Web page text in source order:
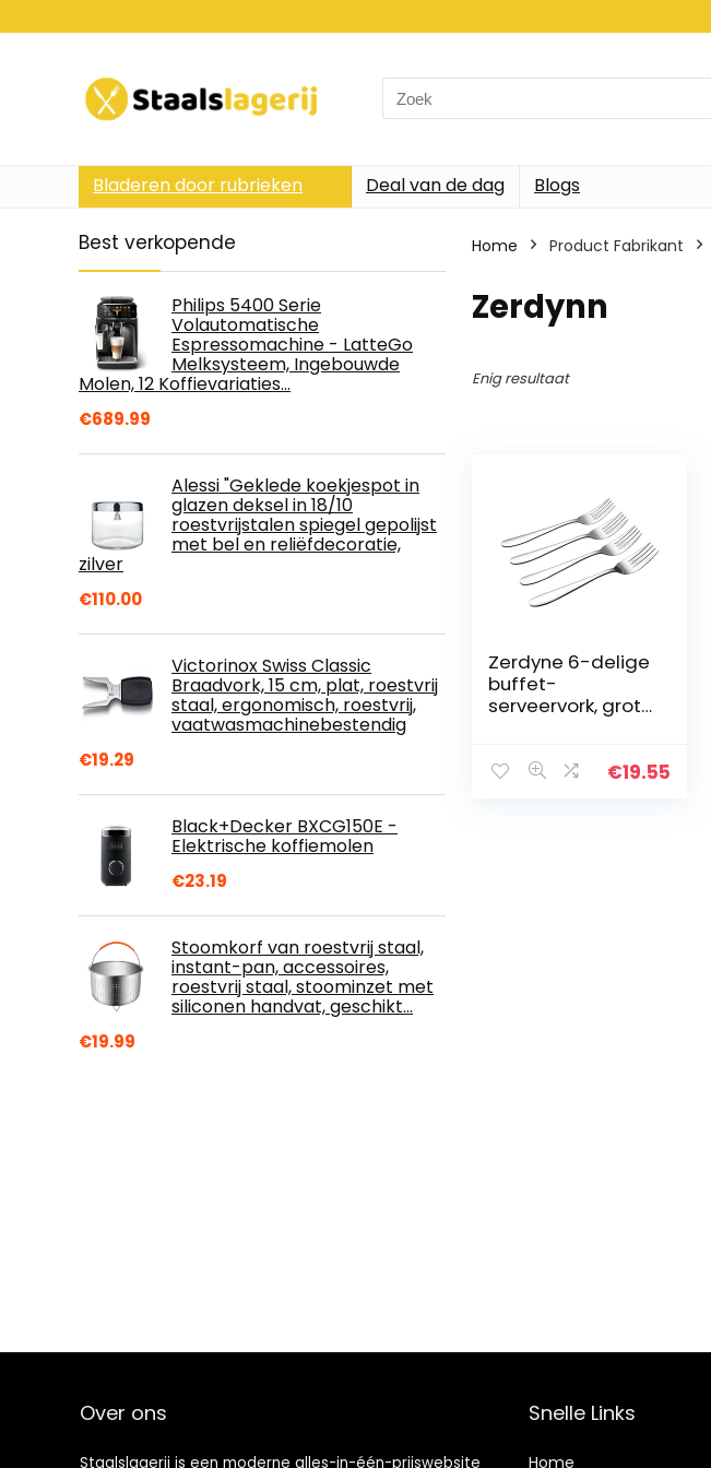
Search
for:
Bladeren door rubrieken Deal van de dag Blogs
Best verkopende
Philips 5400 Serie
Volautomatische
Espressomachine - LatteGo
Melksysteem, Ingebouwde
Molen, 12 Koffievariaties…
€689.99
Alessi "Geklede koekjespot in
glazen deksel in 18/10
roestvrijstalen spiegel gepolijst
met bel en reliëfdecoratie,
zilver
€110.00
Victorinox Swiss Classic
Braadvork, 15 cm, plat, roestvrij
staal, ergonomisch, roestvrij,
vaatwasmachinebestendig
€19.29
Black+Decker BXCG150E -
Elektrische koffiemolen
€23.19
Stoomkorf van roestvrij staal,
instant-pan, accessoires,
roestvrij staal, stoominzet met
siliconen handvat, geschikt…
€19.99
Home Product Fabrikant
Zerdynn
Enig resultaat
Zerdyne 6-delige
buffet-
serveervork, grote
€19.55
Over ons
Staalslagerij is een moderne alles-in-één-prijswebsite
Snelle Links
Home